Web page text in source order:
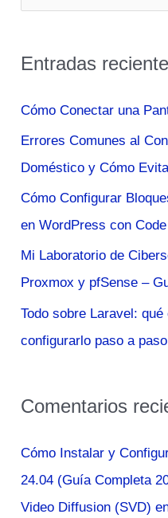
u
c
p
o
r
:
Entradas
Cómo Conectar una
Errores Comunes al
Doméstico y Cómo
Cómo Configurar
en WordPress con
Mi Laboratorio de
Proxmox y pfSense –
Todo sobre Laravel:
configurarlo paso a paso
Comentarios
Cómo Instalar y
24.04 (Guía Completa
Video Diffusion (SVD)